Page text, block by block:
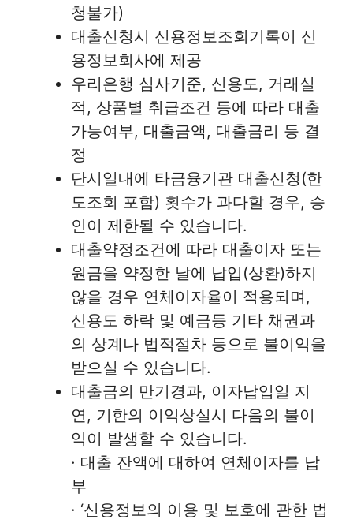
청불가)
대출신청시 신용정보조회기록이 신
용정보회사에 제공
우리은행 심사기준, 신용도, 거래실
적, 상품별 취급조건 등에 따라 대출
가능여부, 대출금액, 대출금리 등 결
정
단시일내에 타금융기관 대출신청(한
도조회 포함) 횟수가 과다할 경우, 승
인이 제한될 수 있습니다.
대출약정조건에 따라 대출이자 또는
원금을 약정한 날에 납입(상환)하지
않을 경우 연체이자율이 적용되며,
신용도 하락 및 예금등 기타 채권과
의 상계나 법적절차 등으로 불이익을
받으실 수 있습니다.
대출금의 만기경과, 이자납입일 지
연, 기한의 이익상실시 다음의 불이
익이 발생할 수 있습니다.
· 대출 잔액에 대하여 연체이자를 납
부
· ‘신용정보의 이용 및 보호에 관한 법